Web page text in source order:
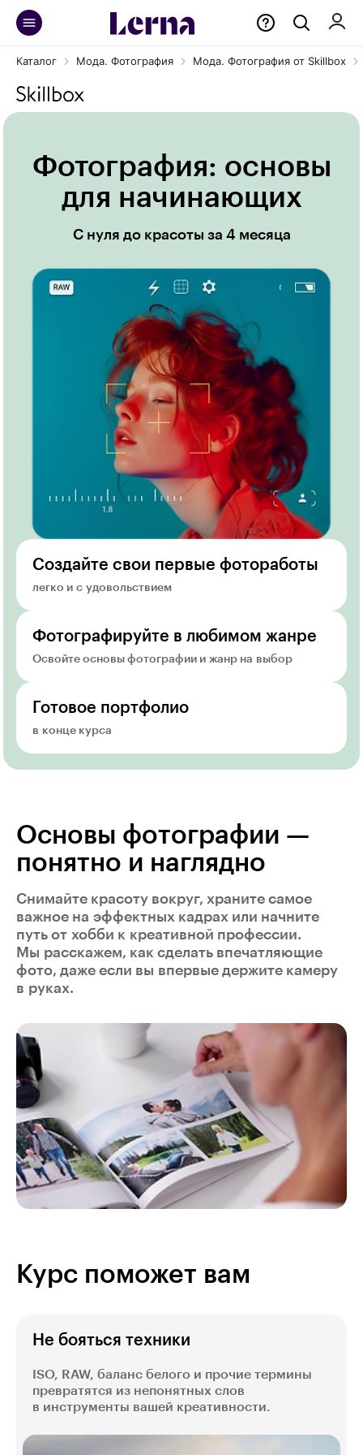
Каталог Мода. Фотография Мода. Фотография от Skillbox
Фотография: основы
для начинающих
С нуля до красоты за 4 месяца
Создайте свои первые фотоработы
легко и с удовольствием
Фотографируйте в любимом жанре
Освойте основы фотографии и жанр на выбор
Готовое портфолио
в конце курса
Основы фотографии —
понятно и наглядно
Снимайте красоту вокруг, храните самое
важное на эффектных кадрах или начните
путь от хобби к креативной профессии.
Мы расскажем, как сделать впечатляющие
фото, даже если вы впервые держите камеру
в руках.
Курс поможет вам
Не бояться техники
ISO, RAW, баланс белого и прочие термины
превратятся из непонятных слов
в инструменты вашей креативности.